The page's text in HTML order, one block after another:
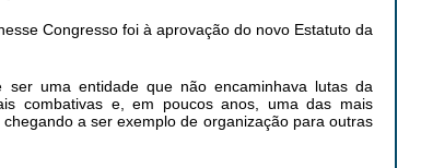
Congresso foi à aprovação do novo Estatuto da
uma entidade que não encaminhava lutas da
combativas e, em poucos anos, uma das mais
a ser exemplo de organização para outras